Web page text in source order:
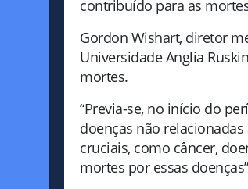
contribuído para as
Gordon Wishart, diretor
Universidade Anglia
mortes.
“Previa-se, no início do
doenças não
cruciais, como câncer,
mortes por essas